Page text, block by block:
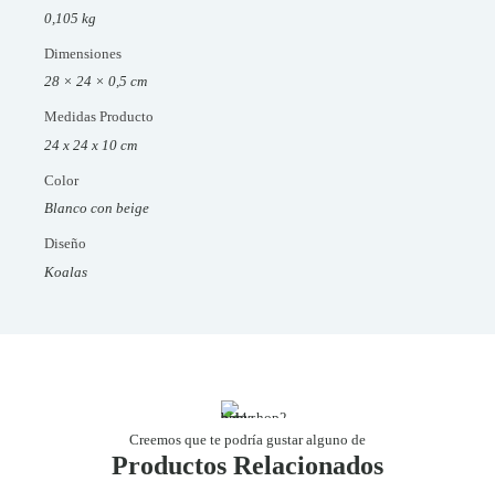
0,105 kg
Dimensiones
28 × 24 × 0,5 cm
Medidas Producto
24 x 24 x 10 cm
Color
Blanco con beige
Diseño
Koalas
Productos Relacionados
Creemos que te podría gustar alguno de